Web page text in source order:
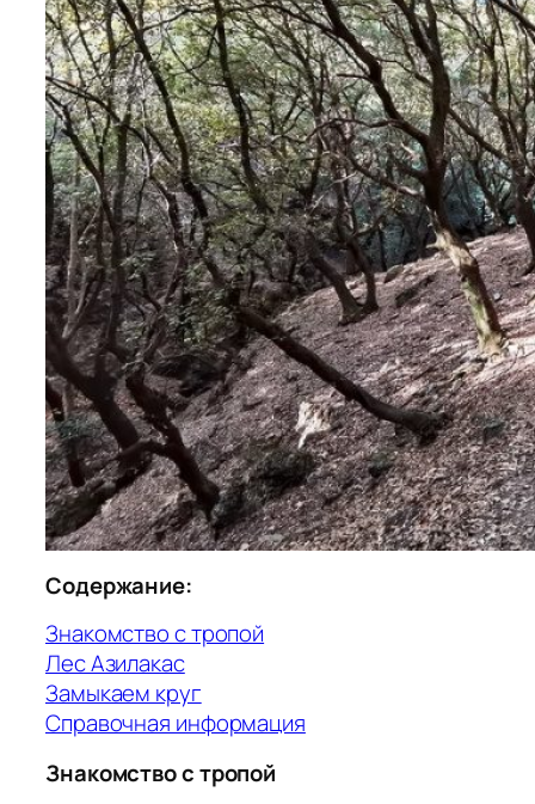
Содержание:
Знакомство с тропой
Лес Азилакас
Замыкаем круг
Справочная информация
Знакомство с тропой